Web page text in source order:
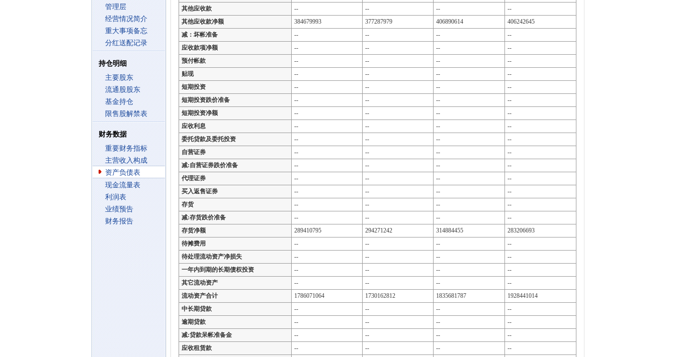
管理层
经营情况简介
重大事项备忘
分红送配记录
持仓明细
主要股东
流通股股东
基金持仓
限售股解禁表
财务数据
重要财务指标
主营收入构成
资产负债表
现金流量表
利润表
业绩预告
财务报告
其他应收款
-- -- --
--
其他应收款净额
384679993 377287979 406890614
406242645
减：坏帐准备
-- -- --
--
应收款项净额
-- -- --
--
预付帐款
-- -- --
--
贴现
-- -- --
--
短期投资
-- -- --
--
短期投资跌价准备
-- -- --
--
短期投资净额
-- -- --
--
应收利息
-- -- --
--
委托贷款及委托投资
-- -- --
--
自营证券
-- -- --
--
减:自营证券跌价准备
-- -- --
--
代理证券
-- -- --
--
买入返售证券
-- -- --
--
存货
-- -- --
--
减:存货跌价准备
-- -- --
--
存货净额
289410795 294271242 314884455
283206693
待摊费用
-- -- --
--
待处理流动资产净损失
-- -- --
--
一年内到期的长期债权投资
-- -- --
--
其它流动资产
-- -- --
--
流动资产合计
1786071064 1730162812 1835681787
1928441014
中长期贷款
-- -- --
--
逾期贷款
-- -- --
--
减:贷款呆帐准备金
-- -- --
--
应收租赁款
-- -- --
--